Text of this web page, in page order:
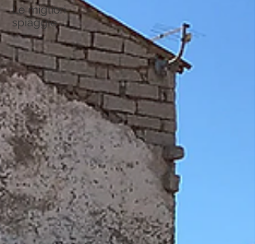
Le migliori
spiaggie